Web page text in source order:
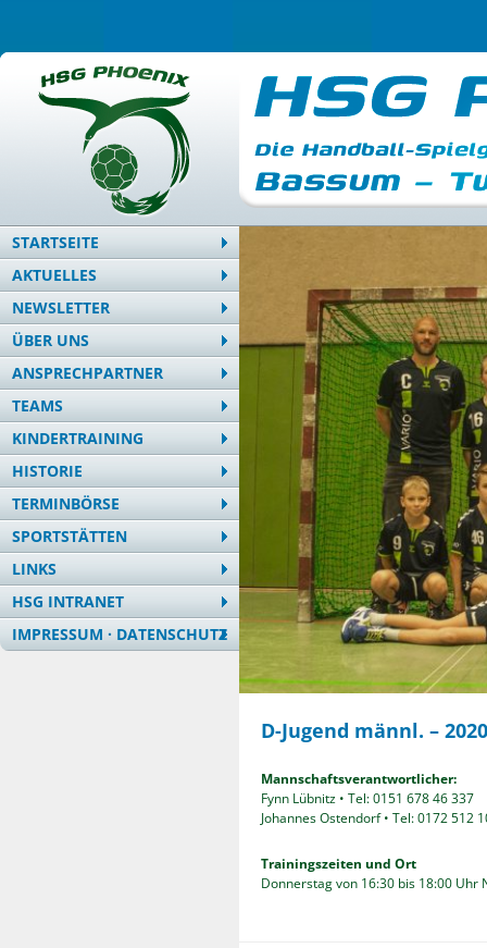
STARTSEITE
AKTUELLES
NEWSLETTER
ÜBER UNS
ANSPRECHPARTNER
TEAMS
KINDERTRAINING
HISTORIE
TERMINBÖRSE
SPORTSTÄTTEN
LINKS
HSG INTRANET
IMPRESSUM · DATENSCHUTZ
D-Jugend männl. –
Mannschaftsverantwortlicher:
Fynn Lübnitz • Tel: 0151 678 46 337
Johannes Ostendorf • Tel: 0172 512
Trainingszeiten und Ort
Donnerstag von 16:30 bis 18:00 Uhr